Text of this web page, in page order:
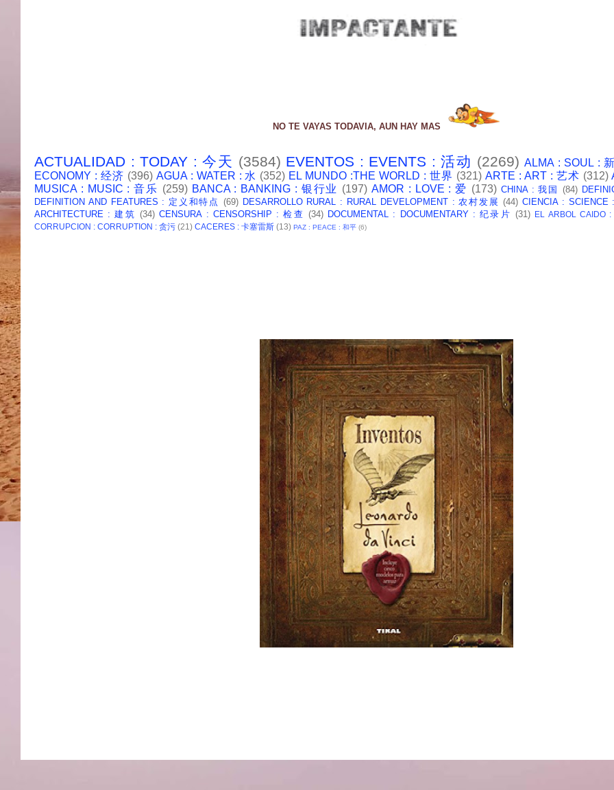
NO TE VAYAS TODAVIA, AUN HAY MAS
ACTUALIDAD : TODAY : 今天 (3584) EVENTOS : EVENTS : 活动 (2269) ALMA : SOUL :
ECONOMY : 经济 (396) AGUA : WATER : 水 (352) EL MUNDO :THE WORLD : 世界 (321) ARTE : ART : 艺术 (312)
MUSICA : MUSIC : 音乐 (259) BANCA : BANKING : 银行业 (197) AMOR : LOVE : 爱 (173) CHINA : 我国 (84)
DEFINITION AND FEATURES : 定义和特点 (69) DESARROLLO RURAL : RURAL DEVELOPMENT : 农村发展 (44) CIENCIA : SCIENCE
ARCHITECTURE : 建筑 (34) CENSURA : CENSORSHIP : 检查 (34) DOCUMENTAL : DOCUMENTARY : 纪录片 (31) EL ARBOL CAIDO
CORRUPCION : CORRUPTION : 贪污 (21) CACERES : 卡塞雷斯 (13) PAZ : PEACE : 和平 (6)